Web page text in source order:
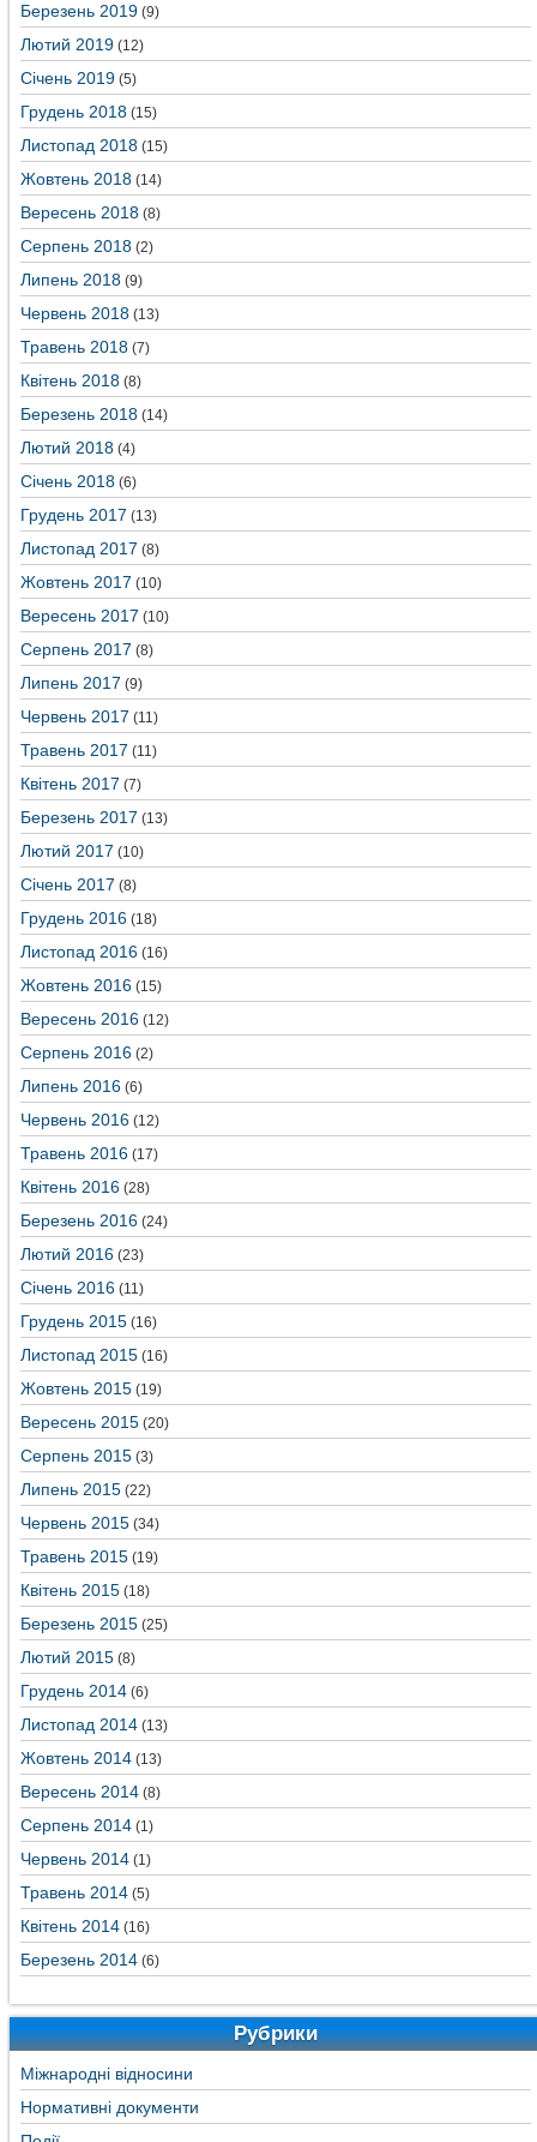
Березень 2019 (9)
Лютий 2019 (12)
Січень 2019 (5)
Грудень 2018 (15)
Листопад 2018 (15)
Жовтень 2018 (14)
Вересень 2018 (8)
Серпень 2018 (2)
Липень 2018 (9)
Червень 2018 (13)
Травень 2018 (7)
Квітень 2018 (8)
Березень 2018 (14)
Лютий 2018 (4)
Січень 2018 (6)
Грудень 2017 (13)
Листопад 2017 (8)
Жовтень 2017 (10)
Вересень 2017 (10)
Серпень 2017 (8)
Липень 2017 (9)
Червень 2017 (11)
Травень 2017 (11)
Квітень 2017 (7)
Березень 2017 (13)
Лютий 2017 (10)
Січень 2017 (8)
Грудень 2016 (18)
Листопад 2016 (16)
Жовтень 2016 (15)
Вересень 2016 (12)
Серпень 2016 (2)
Липень 2016 (6)
Червень 2016 (12)
Травень 2016 (17)
Квітень 2016 (28)
Березень 2016 (24)
Лютий 2016 (23)
Січень 2016 (11)
Грудень 2015 (16)
Листопад 2015 (16)
Жовтень 2015 (19)
Вересень 2015 (20)
Серпень 2015 (3)
Липень 2015 (22)
Червень 2015 (34)
Травень 2015 (19)
Квітень 2015 (18)
Березень 2015 (25)
Лютий 2015 (8)
Грудень 2014 (6)
Листопад 2014 (13)
Жовтень 2014 (13)
Вересень 2014 (8)
Серпень 2014 (1)
Червень 2014 (1)
Травень 2014 (5)
Квітень 2014 (16)
Березень 2014 (6)
Рубрики
Міжнародні відносини
Нормативні документи